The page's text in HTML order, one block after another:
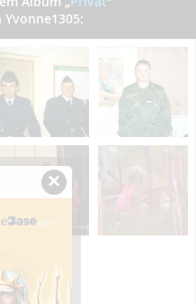
Yvonne1305:
×